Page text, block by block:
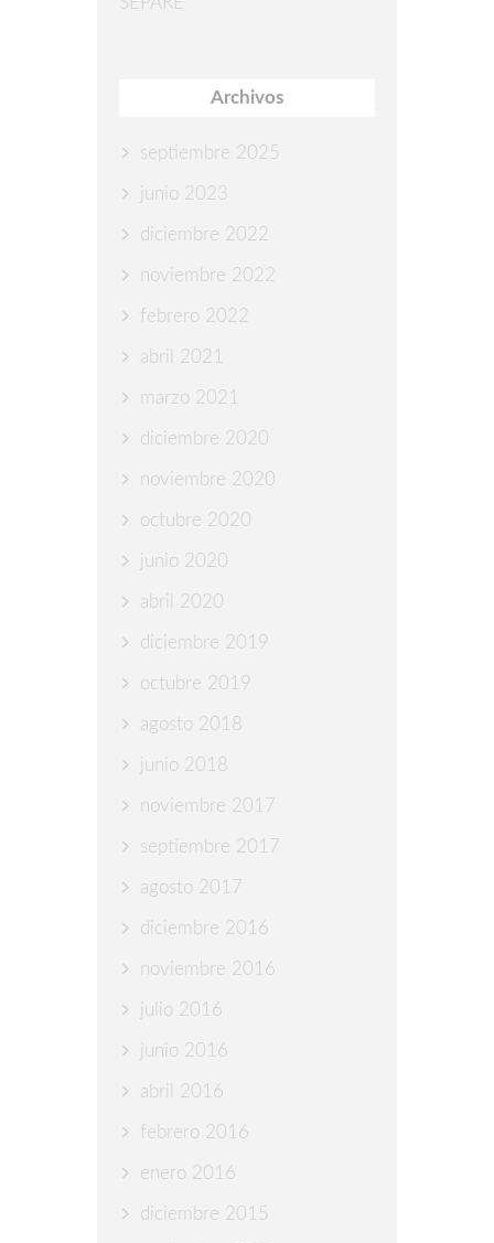
Archivos
septiembre 2025
junio 2023
diciembre 2022
noviembre 2022
febrero 2022
abril 2021
marzo 2021
diciembre 2020
noviembre 2020
octubre 2020
junio 2020
abril 2020
diciembre 2019
octubre 2019
agosto 2018
junio 2018
noviembre 2017
septiembre 2017
agosto 2017
diciembre 2016
noviembre 2016
julio 2016
junio 2016
abril 2016
febrero 2016
enero 2016
diciembre 2015